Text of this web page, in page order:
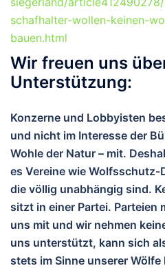
schafhalter-wollen-keinen-
bauen.html
Wir freuen uns
Unterstützung:
Konzerne und Lobbyisten
und nicht im Interesse der
Wohle der Natur – mit.
es Vereine wie Wolfsschutz-
die völlig unabhängig sind.
sitzt in einer Partei. Parteien
uns mit und wir nehmen
uns unterstützt, kann sich
stets im Sinne unserer